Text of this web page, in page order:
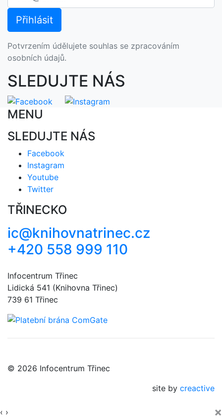
Potvrzením údělujete souhlas se zpracováním
osobních údajů.
SLEDUJTE NÁS
MENU
SLEDUJTE NÁS
Facebook
Instagram
Youtube
Twitter
TŘINECKO
ic@knihovnatrinec.cz
+420 558 999 110
Infocentrum Třinec
Lidická 541 (Knihovna Třinec)
739 61 Třinec
© 2026 Infocentrum Třinec
site by creactive
‹ › ×